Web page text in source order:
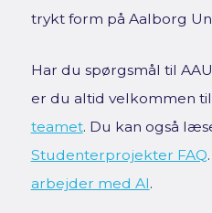
trykt form på Aalborg
Har du spørgsmål til
er du altid velkommen
teamet. Du kan også
Studenterprojekter FAQ
arbejder med AI.